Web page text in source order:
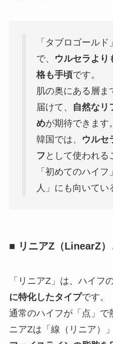
「タブロゴール
で、
ウルセラより
格も手頃です。
肌の奥にある層ま
届けて、
自然なリ
めが期待できます。
韓国では、
ウルセ
フ として使われる
「初めてのハイ
人」にも向いてい
■ リニアZ（LinearZ）
「リニアZ」は、ハイフ
に特化したタイプです。
通常のハイフが「点」で
ニアZは「線（リニア）